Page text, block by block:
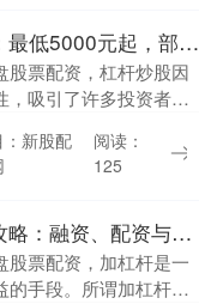
杠杆炒股门槛：最低5000元起，部分平台需2万元。
股票配资，杠杆炒股因
，吸引了许多投资者关
金门槛差异较大，最
，而部分平台则要求2
：新股配
阅读：
125
买股加杠杆全攻略：融资、配资与风险控制
股票配资，加杠杆是一
的手段。所谓加杠杆，